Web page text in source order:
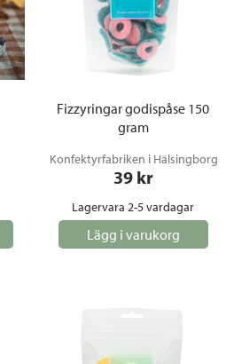
Fizzyringar godispåse 150
gram
Konfektyrfabriken i Hälsingborg
39 kr
Lagervara 2-5 vardagar
Lägg i varukorg